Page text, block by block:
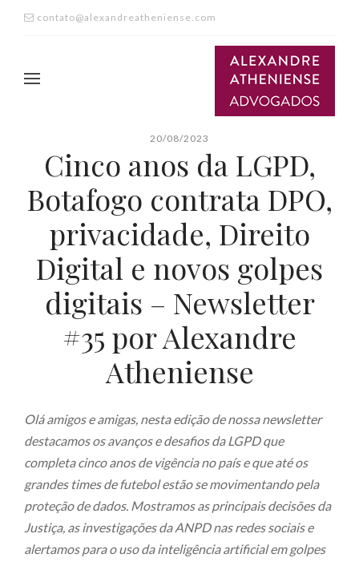
contato@alexandreatheniense.com
20/08/2023
Cinco anos da LGPD,
Botafogo contrata DPO,
privacidade, Direito
Digital e novos golpes
digitais – Newsletter
#35 por Alexandre
Atheniense
Olá amigos e amigas, nesta edição de nossa newsletter
destacamos os avanços e desafios da LGPD que
completa cinco anos de vigência no país e que até os
grandes times de futebol estão se movimentando pela
proteção de dados. Mostramos as principais decisões da
Justiça, as investigações da ANPD nas redes sociais e
alertamos para o uso da inteligência artificial em golpes